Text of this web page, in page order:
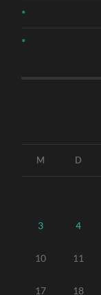
*
*
M D
3 4
10 11
17 18